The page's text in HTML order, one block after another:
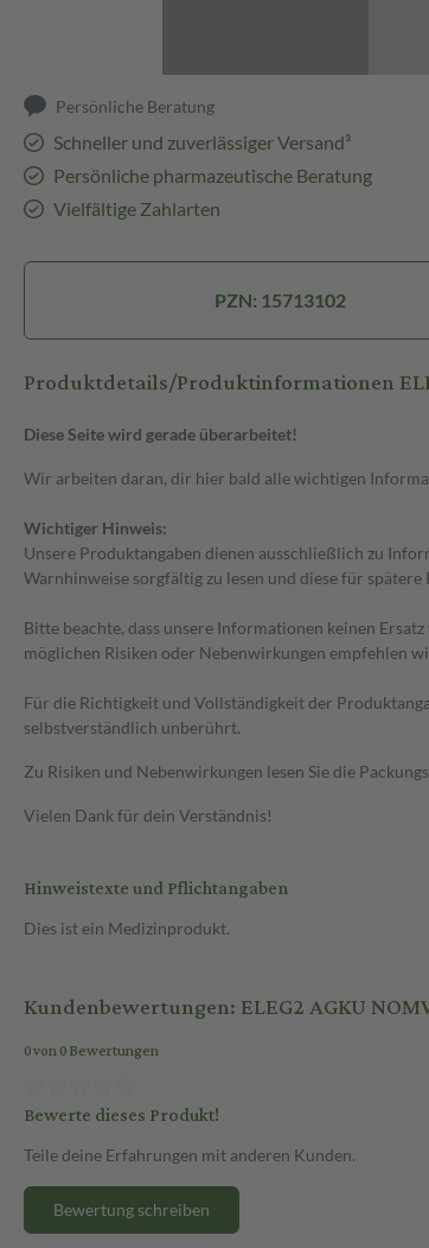
Persönliche Beratung
Schneller und zuverlässiger Versand³
Persönliche pharmazeutische Beratung
Vielfältige Zahlarten
PZN: 15713102
Produktdetails/Produktinformationen
Diese Seite wird gerade überarbeitet!
Wir arbeiten daran, dir hier bald alle wichtigen
Wichtiger Hinweis:
Unsere Produktangaben dienen ausschließlich zu
Warnhinweise sorgfältig zu lesen und diese für
Bitte beachte, dass unsere Informationen keinen
möglichen Risiken oder Nebenwirkungen empfehlen
Für die Richtigkeit und Vollständigkeit der
selbstverständlich unberührt.
Zu Risiken und Nebenwirkungen lesen Sie die
Vielen Dank für dein Verständnis!
Hinweistexte und Pflichtangaben
Dies ist ein Medizinprodukt.
Kundenbewertungen: ELEG2 AGKU
0 von 0 Bewertungen
Bewerte dieses Produkt!
Teile deine Erfahrungen mit anderen Kunden.
Bewertung schreiben